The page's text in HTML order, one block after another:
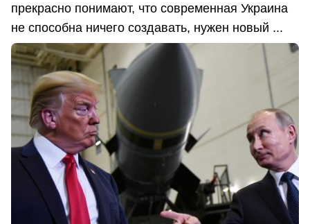
прекрасно понимают, что современная Украина
не способна ничего создавать, нужен новый ...